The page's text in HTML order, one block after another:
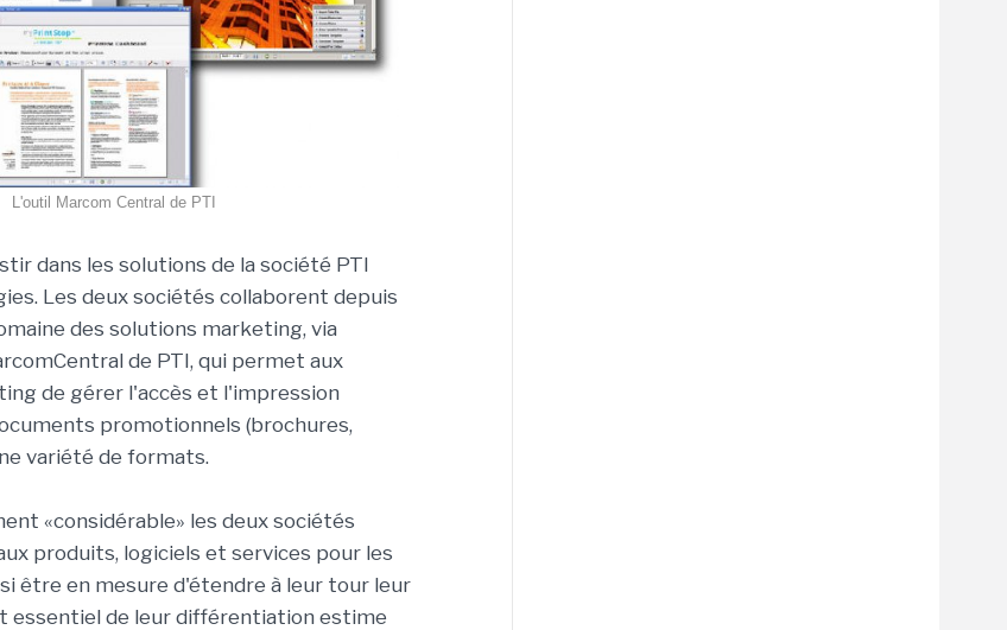
L'outil Marcom Central de PTI
dans les solutions de la société PTI
Les deux sociétés collaborent depuis
des solutions marketing, via
de PTI, qui permet aux
de gérer l'accès et l'impression
promotionnels (brochures,
variété de formats.
«considérable» les deux sociétés
produits, logiciels et services pour les
être en mesure d'étendre à leur tour leur
essentiel de leur différentiation estime